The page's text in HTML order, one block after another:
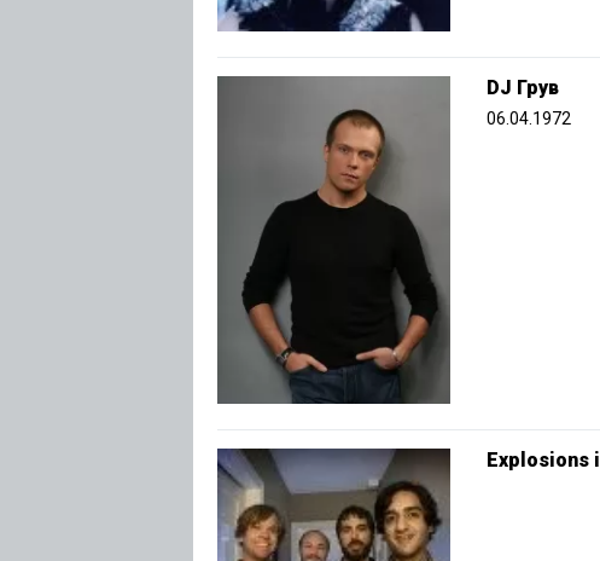
DJ Грув
06.04.1972
Explosions